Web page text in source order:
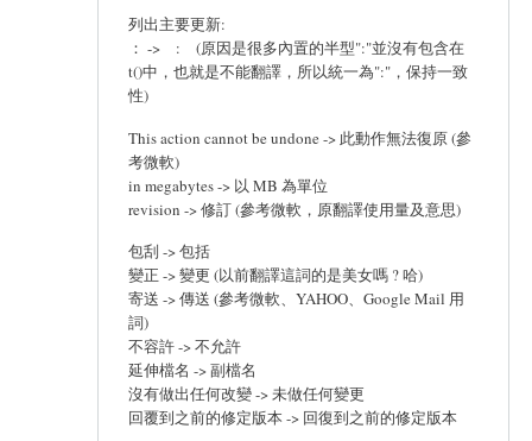
列出主要更新:
： -> : (原因是很多內置的半型":"並沒有包含在
t()中，也就是不能翻譯，所以統一為":"，保持一致
性)
This action cannot be undone -> 此動作無法復原 (參
考微軟)
in megabytes -> 以 MB 為單位
revision -> 修訂 (參考微軟，原翻譯使用量及意思)
包刮 -> 包括
變正 -> 變更 (以前翻譯這詞的是美女嗎 ? 哈)
寄送 -> 傳送 (參考微軟、YAHOO、Google Mail 用
詞)
不容許 -> 不允許
延伸檔名 -> 副檔名
沒有做出任何改變 -> 未做任何變更
回覆到之前的修定版本 -> 回復到之前的修定版本